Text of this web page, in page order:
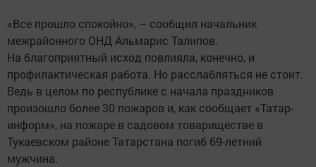
«Все прошло спокойно», – сообщил начальник
межрайонного ОНД Альмарис Талипов.
На благоприятный исход повлияла, конечно, и
профилактическая работа. Но расслабляться не стоит.
Ведь в целом по республике с начала праздников
произошло более 30 пожаров и, как сообщает «Татар-
информ», на пожаре в садовом товариществе в
Тукаевском районе Татарстана погиб 69-летний
мужчина.